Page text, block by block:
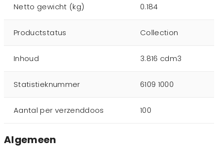
Netto gewicht (kg) 0.184
Productstatus Collection
Inhoud 3.816 cdm3
Statistieknummer 6109 1000
Aantal per verzenddoos 100
Algemeen